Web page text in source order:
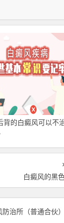
背的白癜风可以不
白癜风的黑
防治所（普通合伙